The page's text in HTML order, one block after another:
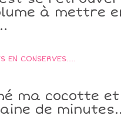
à mettre
ma cocotte et
de